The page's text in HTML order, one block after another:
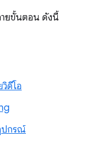
ยขั้นตอน ดังนี้
ดีโอ
ปกรณ์